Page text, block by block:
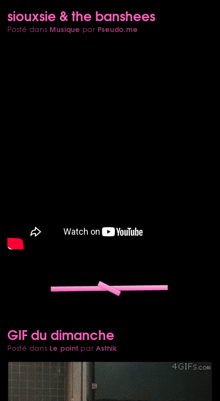
siouxsie & the banshees
Posté dans Musique par Pseudo.me
GIF du dimanche
Posté dans Le point parAsthik